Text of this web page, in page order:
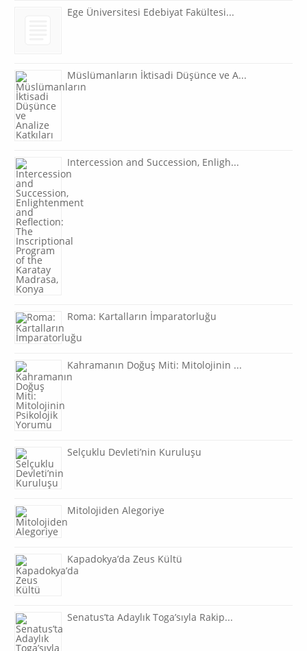
Ege Üniversitesi Edebiyat Fakültesi...
Müslümanların İktisadi Düşünce ve A...
Intercession and Succession, Enligh...
Roma: Kartalların İmparatorluğu
Kahramanın Doğuş Miti: Mitolojinin ...
Selçuklu Devleti’nin Kuruluşu
Mitolojiden Alegoriye
Kapadokya’da Zeus Kültü
Senatus’ta Adaylık Toga’sıyla Rakip...